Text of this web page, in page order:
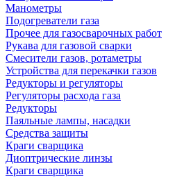
Манометры
Подогреватели газа
Прочее для газосварочных работ
Рукава для газовой сварки
Смесители газов, ротаметры
Устройства для перекачки газов
Редукторы и регуляторы
Регуляторы расхода газа
Редукторы
Паяльные лампы, насадки
Средства защиты
Краги сварщика
Диоптрические линзы
Краги сварщика